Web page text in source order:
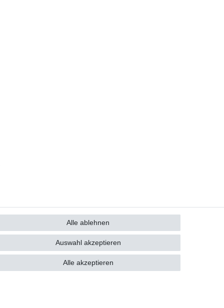
Alle akzeptieren
Alle ablehnen
Auswahl akzeptieren